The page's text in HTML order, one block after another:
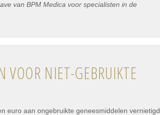
van BPM Medica voor specialisten in de
VOOR NIET-GEBRUIKTE
euro aan ongebruikte geneesmiddelen vernietigd.